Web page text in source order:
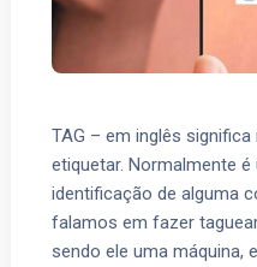
TAG – em inglês
etiquetar. Normalmente
identificação de alguma
falamos em fazer
sendo ele uma máquina,